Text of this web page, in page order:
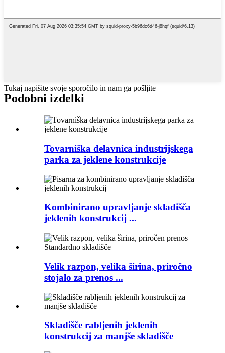
Tukaj napišite svoje sporočilo in nam ga pošljite
Podobni izdelki
Tovarniška delavnica industrijskega
parka za jeklene konstrukcije
Kombinirano upravljanje skladišča
jeklenih konstrukcij ...
Velik razpon, velika širina, priročno
stojalo za prenos ...
Skladišče rabljenih jeklenih
konstrukcij za manjše skladišče